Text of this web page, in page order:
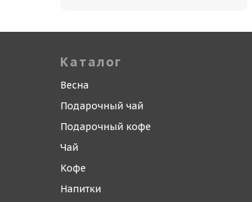
Каталог
Весна
Подарочный чай
Подарочный кофе
Чай
Кофе
Напитки